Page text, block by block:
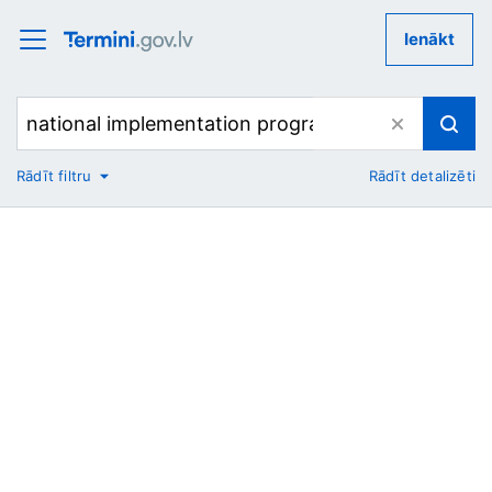
Ienākt
No
Rādīt filtru Rādīt detalizēti